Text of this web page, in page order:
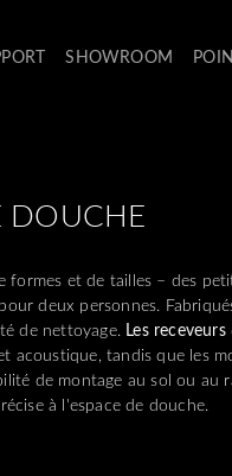
SHOWROOM
DOUCHE
et de tailles – des
deux personnes.
de nettoyage. Les receveurs
tandis que les
de montage au sol ou au
à l'espace de douche.